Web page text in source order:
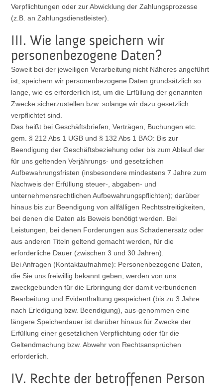
Verpflichtungen oder zur Abwicklung der Zahlungsprozesse
(z.B. an Zahlungsdienstleister).
III. Wie lange speichern wir
personenbezogene Daten?
Soweit bei der jeweiligen Verarbeitung nicht Näheres angeführt
ist, speichern wir personenbezogene Daten grundsätzlich so
lange, wie es erforderlich ist, um die Erfüllung der genannten
Zwecke sicherzustellen bzw. solange wir dazu gesetzlich
verpflichtet sind.
Das heißt bei Geschäftsbriefen, Verträgen, Buchungen etc.
gem. § 212 Abs 1 UGB und § 132 Abs 1 BAO: Bis zur
Beendigung der Geschäftsbeziehung oder bis zum Ablauf der
für uns geltenden Verjährungs- und gesetzlichen
Aufbewahrungsfristen (insbesondere mindestens 7 Jahre zum
Nachweis der Erfüllung steuer-, abgaben- und
unternehmensrechtlichen Aufbewahrungspflichten); darüber
hinaus bis zur Beendigung von allfälligen Rechtsstreitigkeiten,
bei denen die Daten als Beweis benötigt werden. Bei
Leistungen, bei denen Forderungen aus Schadenersatz oder
aus anderen Titeln geltend gemacht werden, für die
erforderliche Dauer (zwischen 3 und 30 Jahren).
Bei Anfragen (Kontaktaufnahme): Personenbezogene Daten,
die Sie uns freiwillig bekannt geben, werden von uns
zweckgebunden für die Erbringung der damit verbundenen
Bearbeitung und Evidenthaltung gespeichert (bis zu 3 Jahre
nach Erledigung bzw. Beendigung), aus-genommen eine
längere Speicherdauer ist darüber hinaus für Zwecke der
Erfüllung einer gesetzlichen Verpflichtung oder für die
Geltendmachung bzw. Abwehr von Rechtsansprüchen
erforderlich.
IV. Rechte der betroffenen Person